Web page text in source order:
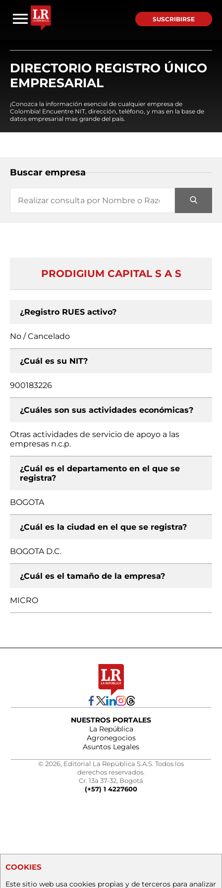
SUSCRIBIRSE
DIRECTORIO REGISTRO ÚNICO
EMPRESARIAL
¡Conozca la información esencial de cualquier empresa de
Colombia! Encuentre NIT, dirección, teléfono, y mas en la base de
datos empresarial mas grande del país.
Buscar empresa
PRODIGIUM CAPITAL S A S
¿Registro RUES activo?
No / Cancelado
¿Cuál es su NIT?
900183226
¿Cuáles son sus actividades económicas?
Otras actividades de servicio de apoyo a las
empresas n.c.p.
¿Cuál es el departamento en el que se
registra?
BOGOTA
¿Cuál es la ciudad en el que se registra?
BOGOTA D.C.
¿Cuál es el tamaño de la empresa?
MICRO
NUESTROS PORTALES
La República
Agronegocios
Asuntos Legales
© 2026, Editorial La República S.A.S. Todos los
derechos reservados.
Cr. 13a 37-32, Bogotá
(+57) 1 4227600
COOKIES
Este sitio web usa cookies propias y de terceros para analizar